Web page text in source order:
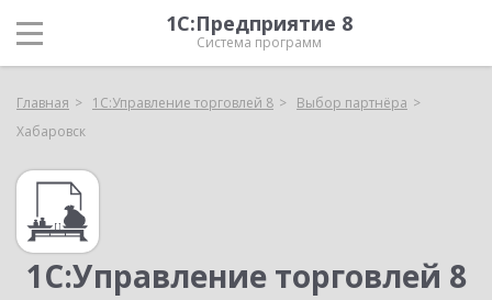
1С:Предприятие 8
Система программ
Главная 1С:Управление торговлей 8
Выбор партнёра
Хабаровск
1С:Управление торговлей 8